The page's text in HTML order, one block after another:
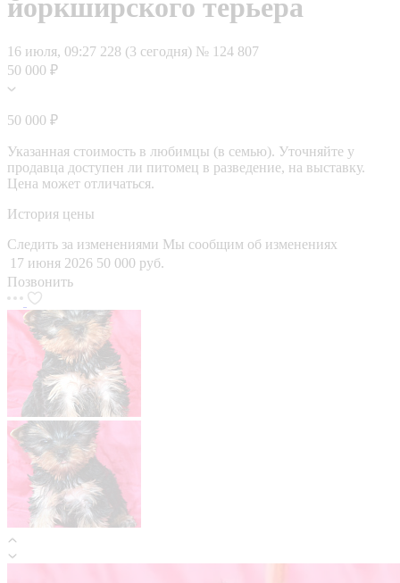
йоркширского терьера
16 июля, 09:27 228 (3 сегодня) № 124 807
50 000 ₽
50 000 ₽
Указанная стоимость в любимцы (в семью). Уточняйте у
продавца доступен ли питомец в разведение, на выставку.
Цена может отличаться.
История цены
Следить за изменениями Мы сообщим об изменениях
17 июня 2026 50 000 руб.
Позвонить